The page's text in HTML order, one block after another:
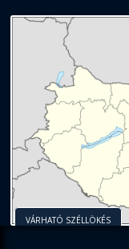
VÁRHATÓ SZÉLLÖKÉS